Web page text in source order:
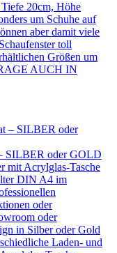
20cm, Höhe
um Schuhe auf
aber damit viele
toll
Größen um
AUCH IN
SILBER oder GOLD
mit Acrylglas-Tasche
DIN A4 im
oder
oder
in Silber oder Gold
Laden- und